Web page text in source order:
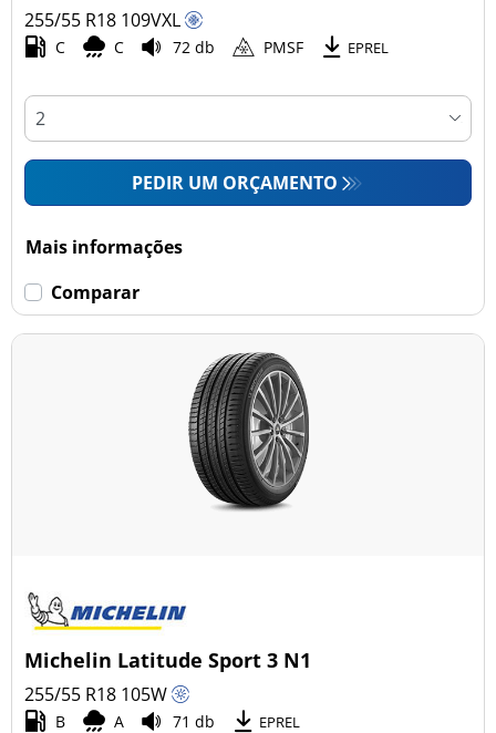
255/55 R18 109VXL
C C 72 db PMSF EPREL
PEDIR UM ORÇAMENTO
Mais informações
Comparar
Michelin Latitude Sport 3 N1
255/55 R18 105W
B A 71 db EPREL